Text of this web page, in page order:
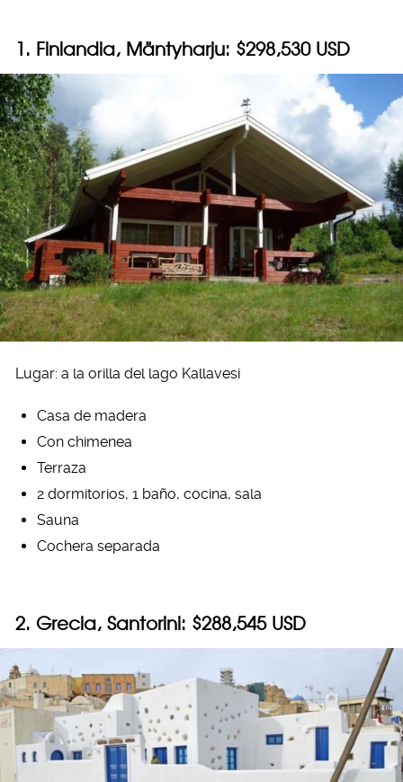
1. Finlandia, Mäntyharju: $298,530 USD
Lugar: a la orilla del lago Kallavesi
Casa de madera
Con chimenea
Terraza
2 dormitorios, 1 baño, cocina, sala
Sauna
Cochera separada
2. Grecia, Santorini: $288,545 USD